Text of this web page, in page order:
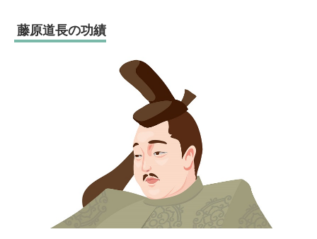
藤原道長の功績